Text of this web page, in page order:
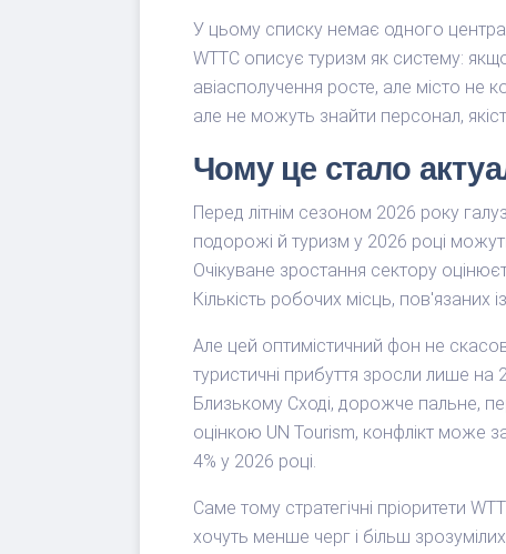
У цьому списку немає одного
WTTC описує туризм як систему:
авіасполучення росте, але місто не
але не можуть знайти персонал,
Чому це стало
Перед літнім сезоном 2026 року
подорожі й туризм у 2026 році
Очікуване зростання сектору
Кількість робочих місць,
Але цей оптимістичний фон не
туристичні прибуття зросли лише
Близькому Сході, дорожче пальне,
оцінкою UN Tourism, конфлікт може
4% у 2026 році.
Саме тому стратегічні пріоритети
хочуть менше черг і більш